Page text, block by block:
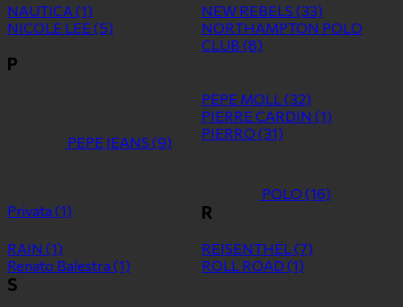
NAUTICA (1) NEW REBELS (33)
NICOLE LEE (5)
NORTHAMPTON POLO
CLUB (8)
P
PEPE JEANS (9)
PEPE MOLL(32)
PIERRE CARDIN (1)
PIERRO (31)
POLO (16)
Privata (1) R
RAIN (1) REISENTHEL(7)
Renato Balestra (1) ROLL ROAD (1)
S